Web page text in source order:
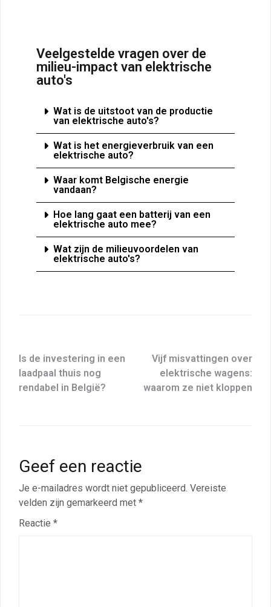
Veelgestelde vragen over de
milieu-impact van elektrische
auto's
Wat is de uitstoot van de productie
van elektrische auto's?
Wat is het energieverbruik van een
elektrische auto?
Waar komt Belgische energie
vandaan?
Hoe lang gaat een batterij van een
elektrische auto mee?
Wat zijn de milieuvoordelen van
elektrische auto's?
Is de investering in een
laadpaal thuis nog
rendabel in België?
Vijf misvattingen over
elektrische wagens:
waarom ze niet kloppen
Geef een reactie
Je e-mailadres wordt niet gepubliceerd. Vereiste
velden zijn gemarkeerd met *
Reactie *